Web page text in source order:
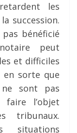
les
succession.
bénéficié
peut
et difficiles
en sorte que
sont pas
faire l’objet
tribunaux.
situations